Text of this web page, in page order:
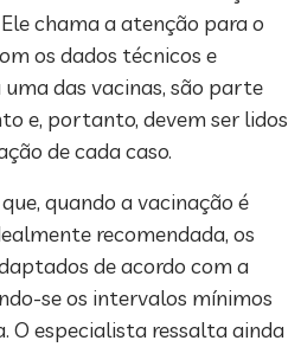
chama a atenção para o
os dados técnicos e
das vacinas, são parte
e, portanto, devem ser lidos
de cada caso.
quando a vacinação é
recomendada, os
de acordo com a
se os intervalos mínimos
O especialista ressalta ainda